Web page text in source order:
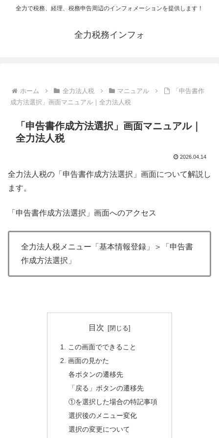
全力で税務、経理、税務申告周辺のインフォメーションを提供します！
全力税務インフォ
ホーム 全力法人税 マニュアル
「申告書作
成方法選択」画面マニュアル｜全力法人税
「申告書作成方法選択」画面マニュアル｜
全力法人税
2026.04.14
全力法人税の「申告書作成方法選択」画面について解説し
ます。
「申告書作成方法選択」画面へのアクセス
全力法人税メニュー「基本情報登録」＞「申告書
作成方法選択」
目次
1. この画面でできること
2. 画面の見かた
各ボタンの遷移先
「戻る」ボタンの遷移先
①を選択した場合の特記事項
選択後のメニュー変化
選択の変更について